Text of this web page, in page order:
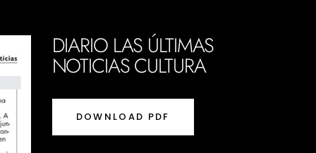
DIARIO LAS ÚLTIMAS
NOTICIAS CULTURA
DOWNLOAD PDF